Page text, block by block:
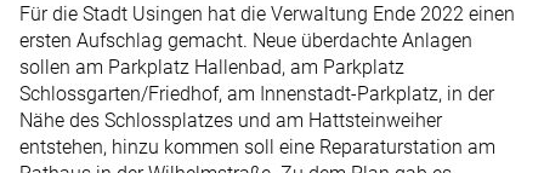
Für die Stadt Usingen hat die Verwaltung Ende 2022 einen
ersten Aufschlag gemacht. Neue überdachte Anlagen
sollen am Parkplatz Hallenbad, am Parkplatz
Schlossgarten/Friedhof, am Innenstadt-Parkplatz, in der
Nähe des Schlossplatzes und am Hattsteinweiher
entstehen, hinzu kommen soll eine Reparaturstation am